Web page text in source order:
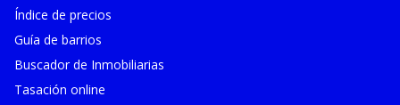
Índice de precios
Guía de barrios
Buscador de Inmobiliarias
Tasación online